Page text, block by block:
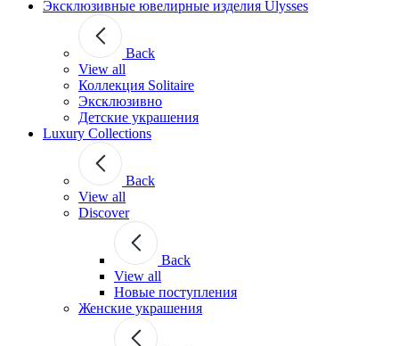
Эксклюзивные ювелирные изделия Ulysses
Back
View all
Коллекция Solitaire
Эксклюзивно
Детские украшения
Luxury Collections
Back
View all
Discover
Back
View all
Новые поступления
Женские украшения